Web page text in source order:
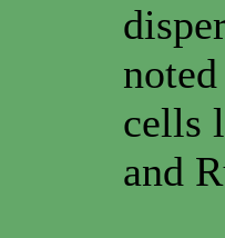
cells
and